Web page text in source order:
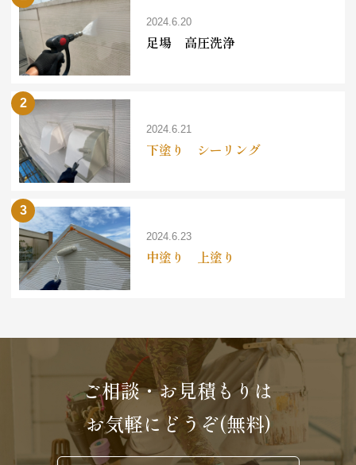
2024.6.20
足場 高圧洗浄
2024.6.21
下塗り シーリング
2024.6.23
中塗り 上塗り
ご相談・お見積もりは
お気軽にどうぞ(無料)